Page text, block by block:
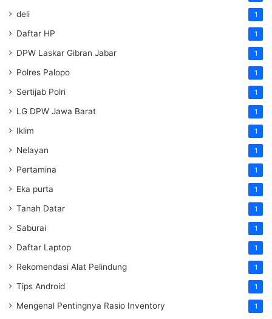
deli 1
Daftar HP 1
DPW Laskar Gibran Jabar 1
Polres Palopo 1
Sertijab Polri 1
LG DPW Jawa Barat 1
Iklim 1
Nelayan 1
Pertamina 1
Eka purta 1
Tanah Datar 1
Saburai 1
Daftar Laptop 1
Rekomendasi Alat Pelindung 1
Tips Android 1
Mengenal Pentingnya Rasio Inventory 1